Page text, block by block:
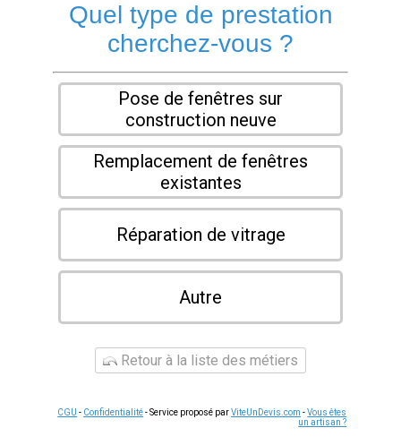
Quel type de prestation
cherchez-vous ?
Pose de fenêtres sur
construction neuve
Remplacement de fenêtres
existantes
Réparation de vitrage
Autre
Retour à la liste des métiers
CGU - Confidentialité- Service proposé parViteUnDevis.com -Vous êtes
un artisan ?